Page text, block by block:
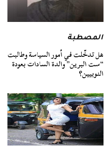
المصطبة
هل تدخّلت في أمور السياسة وطالبت
“ست البرين” والدة السادات بعودة
النوبيين؟